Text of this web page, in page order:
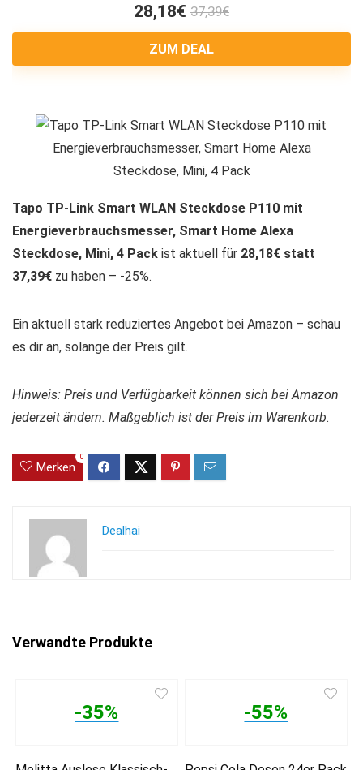
28,18€ 37,39€
ZUM DEAL
Tapo TP-Link Smart WLAN Steckdose P110 mit
Energieverbrauchsmesser, Smart Home Alexa
Steckdose, Mini, 4 Pack ist aktuell für 28,18€ statt
37,39€ zu haben – -25%.
Ein aktuell stark reduziertes Angebot bei Amazon – schau
es dir an, solange der Preis gilt.
Hinweis: Preis und Verfügbarkeit können sich bei Amazon
jederzeit ändern. Maßgeblich ist der Preis im Warenkorb.
Merken
0
Dealhai
Verwandte Produkte
-35% -55%